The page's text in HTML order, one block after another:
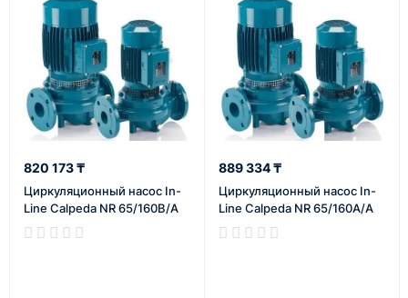
820 173 ₸
Циркуляционный насос In-
Line Calpeda NR 65/160B/A
889 334 ₸
Циркуляционный насос In-
Line Calpeda NR 65/160A/A